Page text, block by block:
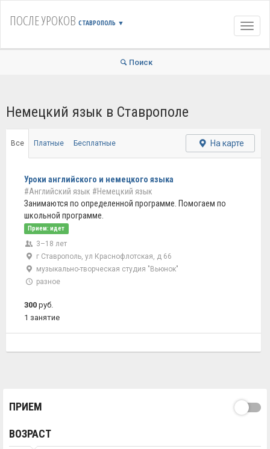
ПОСЛЕ УРОКОВ СТАВРОПОЛЬ ▼
Поиск
Немецкий язык в Ставрополе
Все Платные Бесплатные На карте
Уроки английского и немецкого языка
#Английский язык #Немецкий язык
Занимаются по определенной программе. Помогаем по
школьной программе.
Прием: идет
3–18 лет
г Ставрополь, ул Краснофлотская, д 66
музыкально-творческая студия "Вьюнок"
разное
300 руб.
1 занятие
ПРИЕМ
ВОЗРАСТ